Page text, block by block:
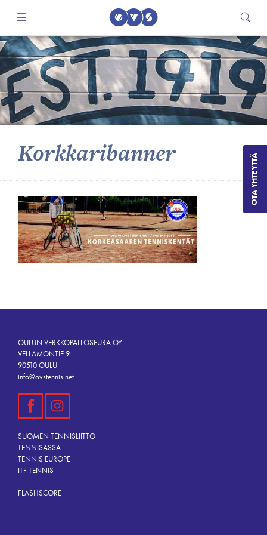
Korkkaribanner OTA YHTEYTTÄ
OULUN VERKKOPALLOSEURA OY
VELLAMONTIE 9
90510 OULU
info@ovstennis.net
SUOMEN TENNISLIITTO
TENNISÄSSÄ
TENNIS EUROPE
ITF TENNIS
FLASHSCORE